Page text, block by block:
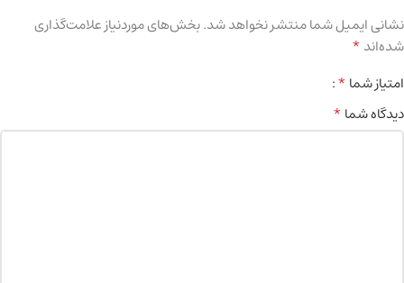
نشانی ایمیل شما منتشر نخواهد شد.بخش‌های موردنیاز علامت‌گذاری
شده‌اند*
امتیاز شما*
دیدگاه شما*